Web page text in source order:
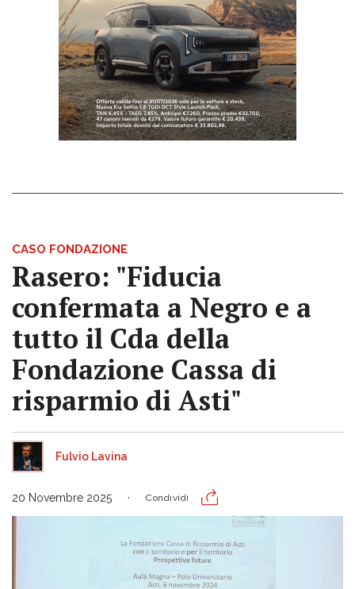
CASO FONDAZIONE
Rasero: "Fiducia
confermata a Negro e a
tutto il Cda della
Fondazione Cassa di
risparmio di Asti"
Fulvio Lavina
20 Novembre 2025 Condividi